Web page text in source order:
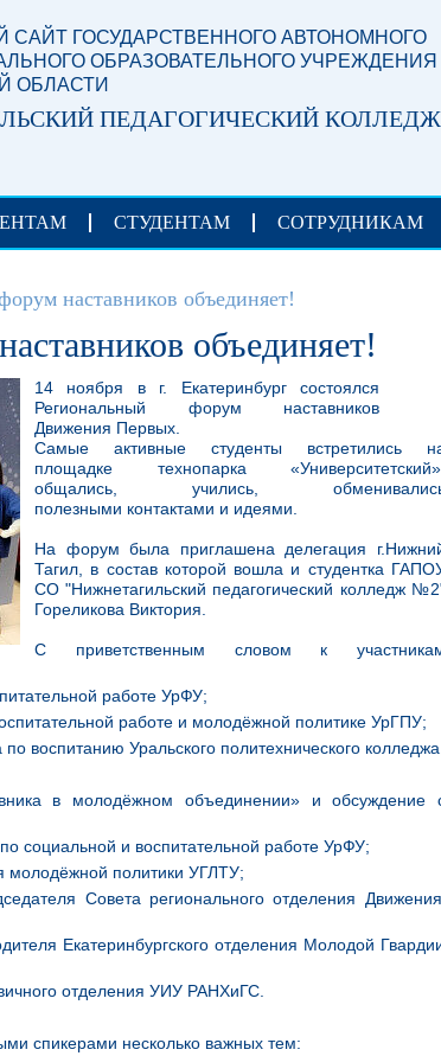
ГОСУДАРСТВЕННОГО АВТОНОМНОГО
ОБРАЗОВАТЕЛЬНОГО УЧРЕЖДЕНИЯ
ОБЛАСТИ
ПЕДАГОГИЧЕСКИЙ
СТУДЕНТАМ СОТРУДНИКАМ
наставников объединяет!
объединяет!
14 ноября в г. Екатеринбург состоялся
Региональный форум наставников
Движения Первых.
Самые активные студенты встретились
площадке технопарка
общались, учились,
полезными контактами и идеями.
На форум была приглашена делегация
Тагил, в состав которой вошла и студентка
СО "Нижнетагильский педагогический колледж
Гореликова Виктория.
С приветственным словом к
работе УрФУ;
работе и молодёжной политике УрГПУ;
воспитанию Уральского политехнического колледжа.
в молодёжном объединении» и обсуждение
социальной и воспитательной работе УрФУ;
молодёжной политики УГЛТУ;
Совета регионального отделения Движения
Екатеринбургского отделения Молодой
отделения УИУ РАНХиГС.
спикерами несколько важных тем: